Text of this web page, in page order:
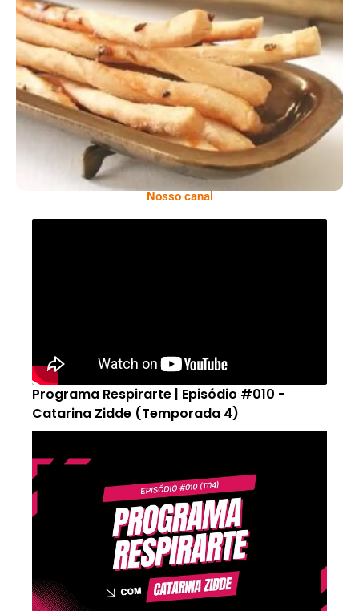
Comer Bem: Palitinhos De Cebola E Salsa
Nosso canal
Programa Respirarte | Episódio #010 -
Catarina Zidde (Temporada 4)